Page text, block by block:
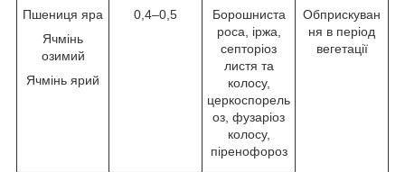
Пшениця яра
Ячмінь
озимий
Ячмінь ярий
0,4‒0,5
Борошниста
роса, іржа,
септоріоз
листя та
колосу,
церкоспорель
оз, фузаріоз
колосу,
піренофороз
Обприскуван
ня в період
вегетації